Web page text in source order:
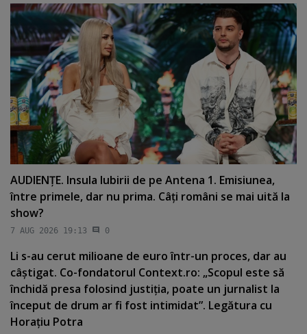
AUDIENŢE. Insula Iubirii de pe Antena 1. Emisiunea,
între primele, dar nu prima. Câţi români se mai uită la
show?
7 AUG 2026 19:13 0
Li s-au cerut milioane de euro într-un proces, dar au
câştigat. Co-fondatorul Context.ro: „Scopul este să
închidă presa folosind justiţia, poate un jurnalist la
început de drum ar fi fost intimidat”. Legătura cu
Horaţiu Potra